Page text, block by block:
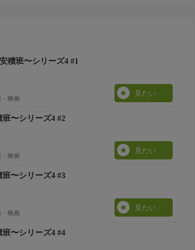
積班〜シリーズ4 #1
映画
見たい
〜シリーズ4 #2
映画
見たい
〜シリーズ4 #3
映画
見たい
〜シリーズ4 #4